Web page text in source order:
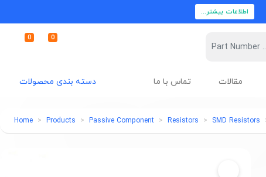
اطلاعات بیشتر...
0 0
دسته بندی محصولات مقالات تماس با ما
Home Products Passive Component Resistors SMD Resistors